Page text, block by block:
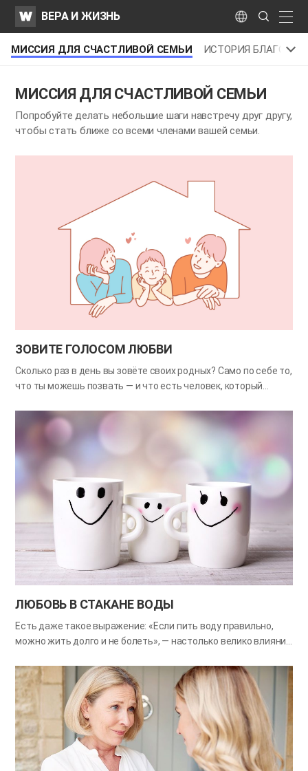
WATVВЕРА И ЖИЗНЬ Language
Search
Submit
​МИССИЯ ДЛЯ СЧАСТЛИВОЙ СЕМЬИ ИСТОРИЯ
​МИССИЯ ДЛЯ СЧАСТЛИВОЙ СЕМЬИ
Попробуйте делать небольшие шаги навстречу друг другу,
чтобы стать ближе со всеми членами вашей семьи.
ЗОВИТЕ ГОЛОСОМ ЛЮБВИ
Сколько раз в день вы зовёте своих родных? Само по себе то,
что ты можешь позвать — и что есть человек, который
«позвать» значит «искать», а значит — быть в отношениях,
то есть не быть одиноким. Один поэт написал: «Когда я
кажется, станет ли человек рядом с нами прекрасным
цветком или начнёт увядать, во многом зависит от того, как
мы его зовём. Когда тебя зовут светлым голосом, хочется
откликнуться с радостью. А когда зовут резко, раздражённо
— трудно ответить с теплом. В голосе того, кто зовёт,
неизбежно слышно его отношение. Поэтому, когда зовёте
дорогих родных, попробуйте вложить…
ЛЮБОВЬ В СТАКАНЕ ВОДЫ
Есть даже такое выражение: «Если пить воду правильно,
можно жить долго и не болеть», — настолько велико влияние
токсины, поддерживает кровообращение и активизирует
обмен веществ. Кроме того, она укрепляет иммунитет,
улучшает состояние кожи и выполняет ещё много важных
функций. По данным Американского онкологического
исследовательского центра, у людей, которые выпивают в
день четыре стакана воды и больше, риск рака толстой
кишки и цистита оказывается более чем на 50% ниже, чем у